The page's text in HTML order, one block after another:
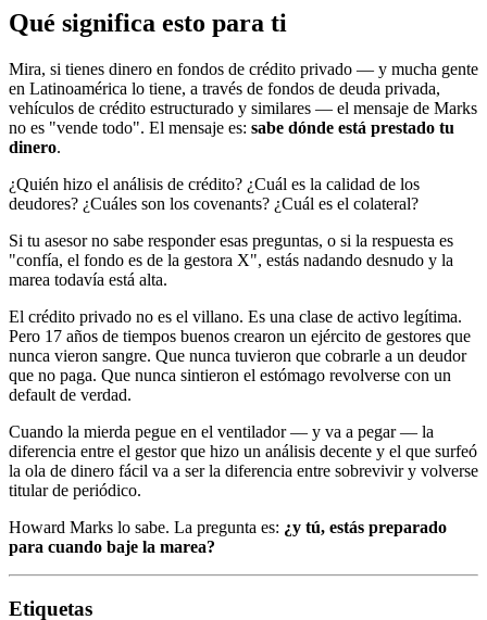
Qué significa esto para ti
Mira, si tienes dinero en fondos de crédito privado — y mucha gente
en Latinoamérica lo tiene, a través de fondos de deuda privada,
vehículos de crédito estructurado y similares — el mensaje de Marks
no es "vende todo". El mensaje es: sabe dónde está prestado tu
dinero.
¿Quién hizo el análisis de crédito? ¿Cuál es la calidad de los
deudores? ¿Cuáles son los covenants? ¿Cuál es el colateral?
Si tu asesor no sabe responder esas preguntas, o si la respuesta es
"confía, el fondo es de la gestora X", estás nadando desnudo y la
marea todavía está alta.
El crédito privado no es el villano. Es una clase de activo legítima.
Pero 17 años de tiempos buenos crearon un ejército de gestores que
nunca vieron sangre. Que nunca tuvieron que cobrarle a un deudor
que no paga. Que nunca sintieron el estómago revolverse con un
default de verdad.
Cuando la mierda pegue en el ventilador — y va a pegar — la
diferencia entre el gestor que hizo un análisis decente y el que surfeó
la ola de dinero fácil va a ser la diferencia entre sobrevivir y volverse
titular de periódico.
Howard Marks lo sabe. La pregunta es: ¿y tú, estás preparado
para cuando baje la marea?
Etiquetas